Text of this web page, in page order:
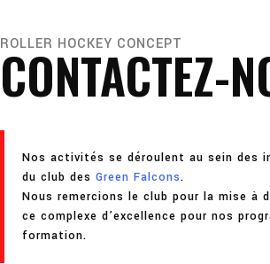
ROLLER HOCKEY CONCEPT
CONTACTEZ-
Nos activités se déroulent au sein des
du club des Green Falcons.
Nous remercions le club pour la mise à
ce complexe d’excellence pour nos
formation.